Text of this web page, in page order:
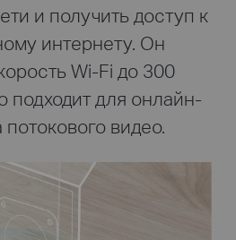
и получить доступ к
интернету. Он
Wi-Fi до 300
подходит для онлайн-
видео.